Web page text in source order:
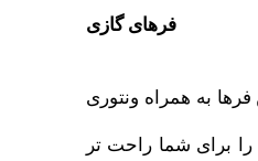
فرهای گازی
فرها به همراه ونتوری
برای شما راحت تر